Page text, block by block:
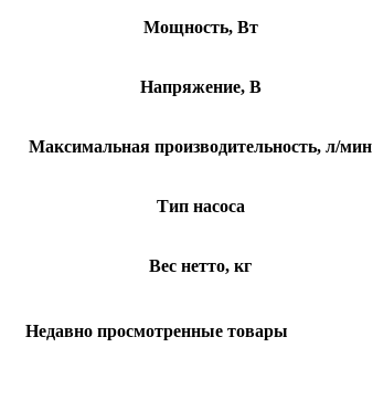
Мощность, Вт
Напряжение, В
Максимальная производительность, л/мин
Тип насоса
Вес нетто, кг
Недавно просмотренные товары